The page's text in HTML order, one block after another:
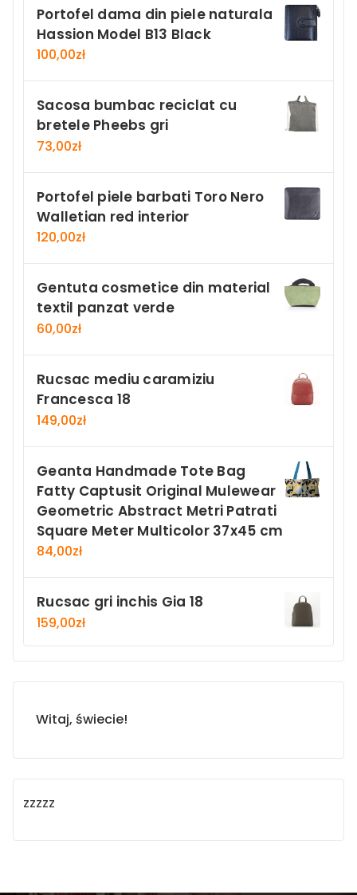
Portofel dama din piele naturala
Hassion Model B13 Black
100,00zł
Sacosa bumbac reciclat cu
bretele Pheebs gri
73,00zł
Portofel piele barbati Toro Nero
Walletian red interior
120,00zł
Gentuta cosmetice din material
textil panzat verde
60,00zł
Rucsac mediu caramiziu
Francesca 18
149,00zł
Geanta Handmade Tote Bag
Fatty Captusit Original Mulewear
Geometric Abstract Metri Patrati
Square Meter Multicolor 37x45 cm
84,00zł
Rucsac gri inchis Gia 18
159,00zł
Witaj, świecie!
zzzzz